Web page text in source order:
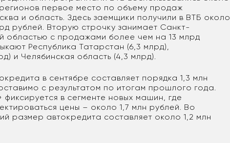
первое место по объему продаж
и область. Здесь заемщики получили в ВТБ около
рублей. Вторую строчку занимает Санкт-
областью с продажами более чем на 13 млрд
Республика Татарстан (6,3 млрд),
и Челябинская область (4,3 млрд).
в сентябре составляет порядка 1,3 млн
с результатом по итогам прошлого года.
в сегменте новых машин, где
цены – около 1,7 млн рублей. Во
размер автокредита составляет около 1,2 млн